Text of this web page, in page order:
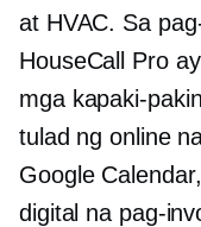
at HVAC. Sa
HouseCall Pro
mga kapaki-
tulad ng online
Google Calendar,
digital na pag-